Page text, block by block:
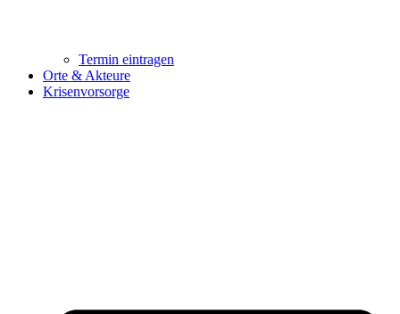
Termin eintragen
Orte & Akteure
Krisenvorsorge